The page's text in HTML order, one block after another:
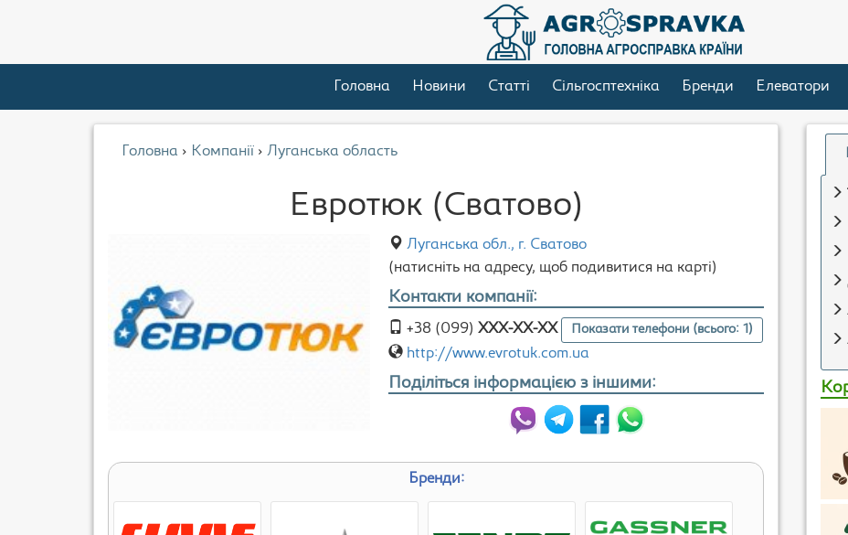
Головна Новини Статті Сільгосптехніка Бренди Елеватори
Головна › Компанії › Луганська область
Евротюк (Сватово)
Луганська обл., г. Сватово
(натисніть на адресу, щоб подивитися на карті)
Контакти компанії:
+38 (099)XXX-XX-XX Показати телефони (всього: 1)
http://www.evrotuk.com.ua
Поділіться інформацією з іншими:
Бренди: